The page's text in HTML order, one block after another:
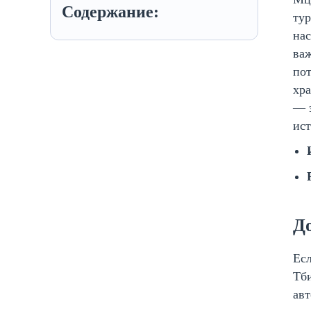
Содержание:
—